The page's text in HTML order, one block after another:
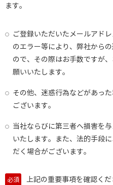
ます。
ご登録いただいたメールアド
のエラー等により、弊社から
ので、その際はお手数ですが
願いいたします。
その他、迷惑行為などがあっ
ございます。
当社ならびに第三者へ損害を
いたします。また、法的手段
だく場合がございます。
必須 上記の重要事項を確認くだ